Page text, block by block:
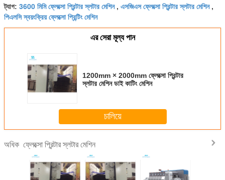
ট্যাগ: 3600 মিমি ফ্লেক্সো প্রিন্টার স্লটার মেশিন, এসজিএস ফ্লেক্সো প্রিন্টার স্লটার মেশিন,
পিএলসি স্বয়ংক্রিয় ফ্লেক্সো প্রিন্টিং মেশিন
এর সেরা মূল্য পান
1200mm × 2000mm ফ্লেক্সো প্রিন্টার
স্লটার মেশিন ডাই কাটিং মেশিন
চালিয়ে
অধিক ফ্লেক্সো প্রিন্টার স্লটার মেশিন